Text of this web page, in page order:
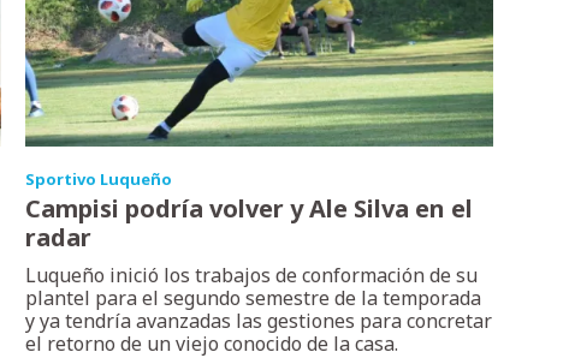
Sportivo Luqueño
Campisi podría volver y Ale Silva en el
radar
Luqueño inició los trabajos de conformación de su
plantel para el segundo semestre de la temporada
y ya tendría avanzadas las gestiones para concretar
el retorno de un viejo conocido de la casa.